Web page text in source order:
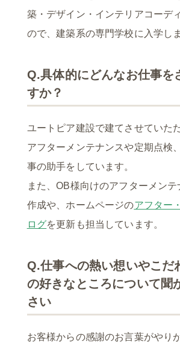
築・デザイン・インテリアコーデ
ので、建築系の専門学校に入学し
Q.具体的にどんなお仕事を
すか？
ユートピア建設で建てさせていた
アフターメンテナンスや定期点検
事の助手をしています。
また、OB様向けのアフターメン
作成や、ホームページのアフター
ログを更新も担当しています。
Q.仕事への熱い想いやこだ
の好きなところについて聞
さい
お客様からの感謝のお言葉がやり